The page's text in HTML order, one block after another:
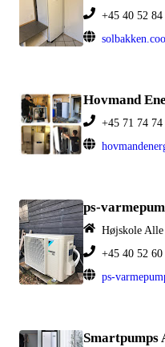
+45 40 52 84
Hovmand
+45 71 74 74
ps-
Højskole
+45 40 52 60
ps-
Smartpumps